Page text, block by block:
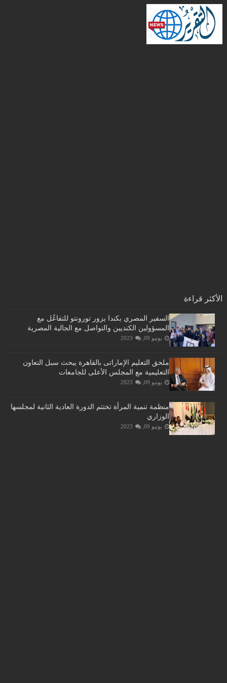
الأكثر قراءة
السفير المصري بكندا يزور تورونتو للتفاعُل مع
المسؤولين الكنديين والتواصل مع الجالية المصرية
يونيو 09, 2023
ملحق التعليم الإماراتى بالقاهرة يبحث سبل التعاون
التعليمية مع المجلس الأعلى للجامعات
يونيو 09, 2023
منظمة تنمية المرأة تختتم الدورة العادية الثانية لمجلسها
الوزاري
يونيو 09, 2023